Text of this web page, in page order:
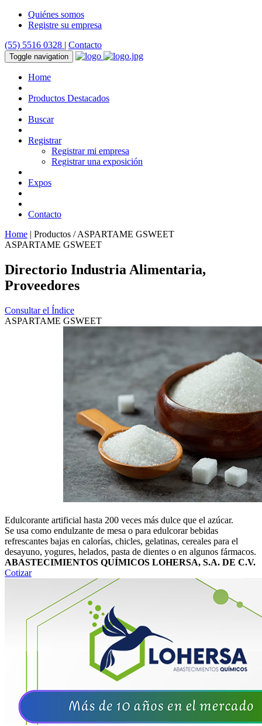
Quiénes somos
Registre su empresa
(55) 5516 0328 | Contacto
Toggle navigation
Home
Productos Destacados
Buscar
Registrar
Registrar mi empresa
Registrar una exposición
Expos
Contacto
Home | Productos / ASPARTAME GSWEET
ASPARTAME GSWEET
Directorio Industria Alimentaria,
Proveedores
Consultar el Índice
ASPARTAME GSWEET
Edulcorante artificial hasta 200 veces más dulce que el azúcar.
Se usa como endulzante de mesa o para edulcorar bebidas
refrescantes bajas en calorías, chicles, gelatinas, cereales para el
desayuno, yogures, helados, pasta de dientes o en algunos fármacos.
ABASTECIMIENTOS QUÍMICOS LOHERSA, S.A. DE C.V.
Cotizar